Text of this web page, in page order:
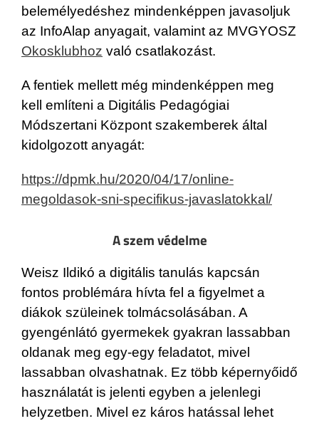
belemélyedéshez mindenképpen javasoljuk
az InfoAlap anyagait, valamint az MVGYOSZ
Okosklubhoz való csatlakozást.
A fentiek mellett még mindenképpen meg
kell említeni a Digitális Pedagógiai
Módszertani Központ szakemberek által
kidolgozott anyagát:
https://dpmk.hu/2020/04/17/online-
megoldasok-sni-specifikus-javaslatokkal/
A szem védelme
Weisz Ildikó a digitális tanulás kapcsán
fontos problémára hívta fel a figyelmet a
diákok szüleinek tolmácsolásában. A
gyengénlátó gyermekek gyakran lassabban
oldanak meg egy-egy feladatot, mivel
lassabban olvashatnak. Ez több képernyőidő
használatát is jelenti egyben a jelenlegi
helyzetben. Mivel ez káros hatással lehet